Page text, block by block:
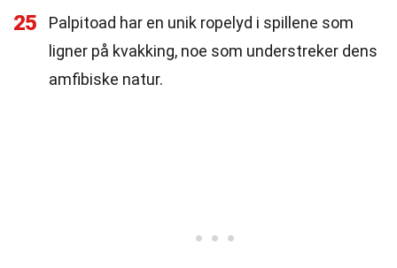
25
Palpitoad har en unik ropelyd i spillene som
ligner på kvakking, noe som understreker dens
amfibiske natur.